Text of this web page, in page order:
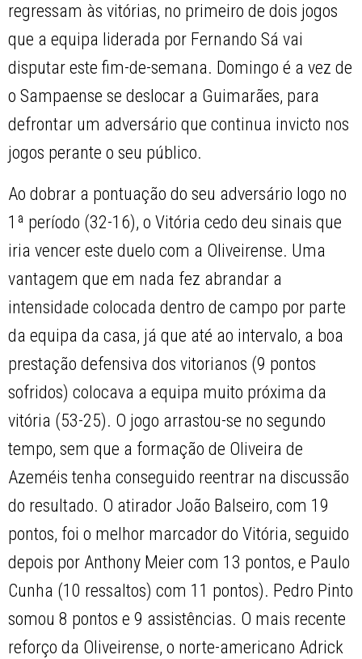
regressam às vitórias, no primeiro de dois jogos
que a equipa liderada por Fernando Sá vai
disputar este fim-de-semana. Domingo é a vez de
o Sampaense se deslocar a Guimarães, para
defrontar um adversário que continua invicto nos
jogos perante o seu público.
Ao dobrar a pontuação do seu adversário logo no
1ª período (32-16), o Vitória cedo deu sinais que
iria vencer este duelo com a Oliveirense. Uma
vantagem que em nada fez abrandar a
intensidade colocada dentro de campo por parte
da equipa da casa, já que até ao intervalo, a boa
prestação defensiva dos vitorianos (9 pontos
sofridos) colocava a equipa muito próxima da
vitória (53-25). O jogo arrastou-se no segundo
tempo, sem que a formação de Oliveira de
Azeméis tenha conseguido reentrar na discussão
do resultado. O atirador João Balseiro, com 19
pontos, foi o melhor marcador do Vitória, seguido
depois por Anthony Meier com 13 pontos, e Paulo
Cunha (10 ressaltos) com 11 pontos). Pedro Pinto
somou 8 pontos e 9 assistências. O mais recente
reforço da Oliveirense, o norte-americano Adrick